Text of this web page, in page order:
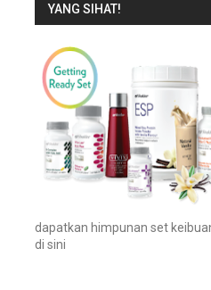
YANG SIHAT!
dapatkan himpunan set
di sini